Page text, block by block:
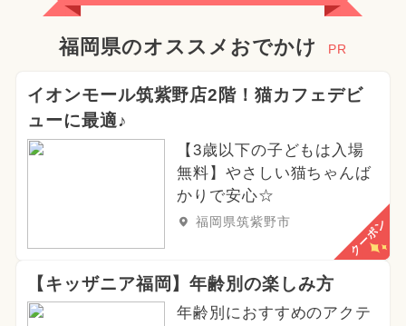
福岡県のオススメおでかけ PR
イオンモール筑紫野店2階！猫カフェデビ
ューに最適♪
【3歳以下の子どもは入場
無料】やさしい猫ちゃんば
かりで安心☆
福岡県筑紫野市 クーポン
【キッザニア福岡】年齢別の楽しみ方
年齢別におすすめのアクテ